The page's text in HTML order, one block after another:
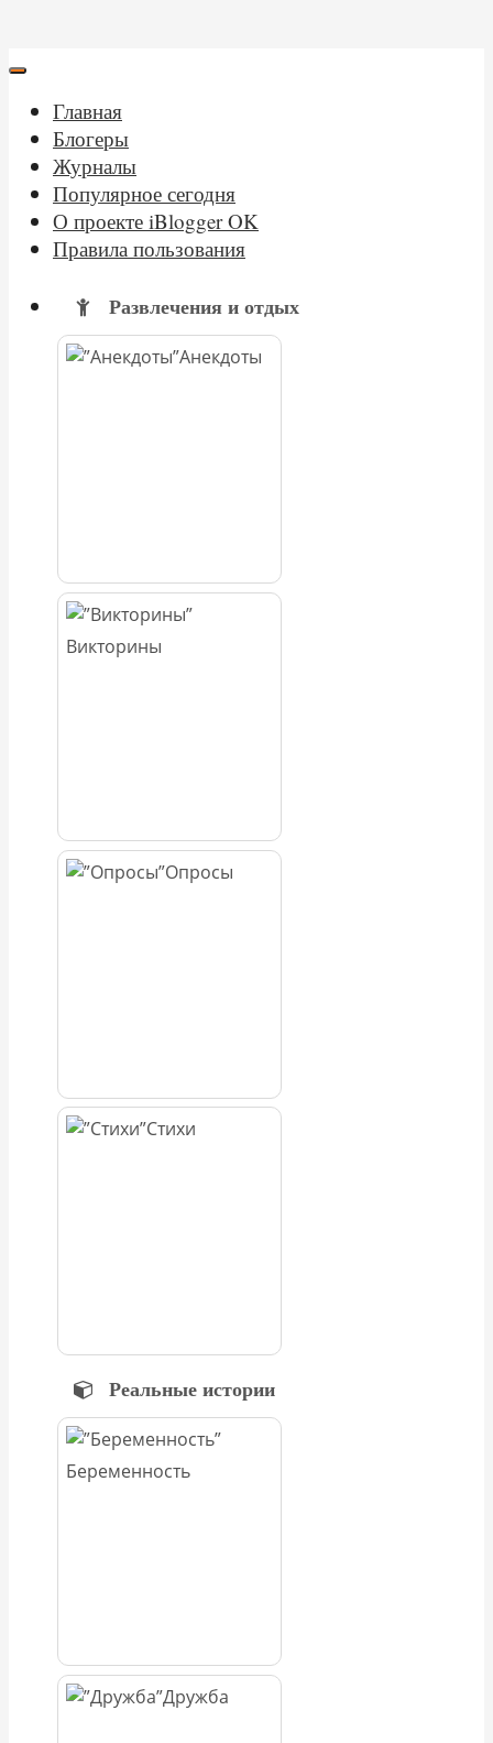
Главная
Блогеры
Журналы
Популярное сегодня
О проекте iBlogger OK
Правила пользования
Развлечения и отдых
Анекдоты
Викторины
Опросы
Стихи
Реальные истории
Беременность
Дружба